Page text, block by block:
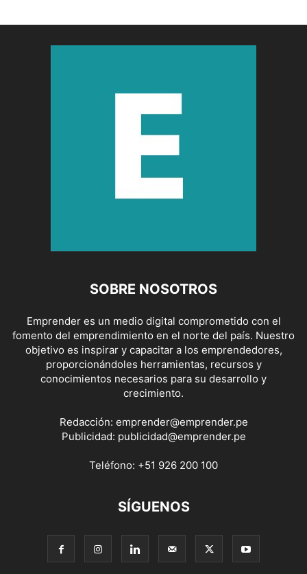
SOBRE NOSOTROS
Emprender es un medio digital comprometido con el
fomento del emprendimiento en el norte del país. Nuestro
objetivo es inspirar y capacitar a los emprendedores,
proporcionándoles herramientas, recursos y
conocimientos necesarios para su desarrollo y
crecimiento.
Redacción: emprender@emprender.pe
Publicidad: publicidad@emprender.pe
Teléfono: +51 926 200 100
SÍGUENOS